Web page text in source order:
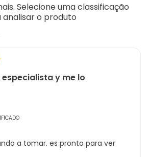
Selecione uma classificação
o produto
y me lo
a tomar. es pronto para ver